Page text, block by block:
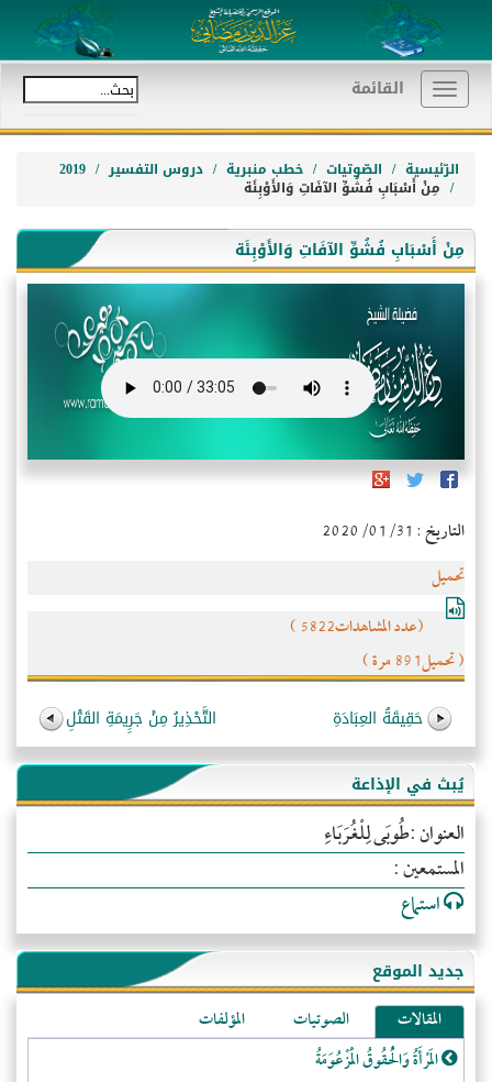
Toggle
navigation
القائمة
الرّئيسية الصّوتيات خطب منبرية دروس التفسير 2019
مِنْ أَسْبَابِ فُشُوِّ الآفَاتِ وَالأَوْبِئَة
مِنْ أَسْبَابِ فُشُوِّ الآفَاتِ وَالأَوْبِئَة
التاريخ : 2020/01/31
تحميل
(عدد المشاهدات5822 )
( تحميل891 مرة )
حَقِيقَةُ العِبَادَةِ التَّحْذِيرُ مِنْ جَرِِيمَةِ القَتْلِ
يُبث في الإذاعة
العنوان :طُوبَى لِلْغُرَبَاءِ
المستمعين :
استماع
جديد الموقع
المقالات الصوتيات
المؤلفات
المَرْأَةُ وَالْحُقُوقُ الْمَزْعُوَمَةُ